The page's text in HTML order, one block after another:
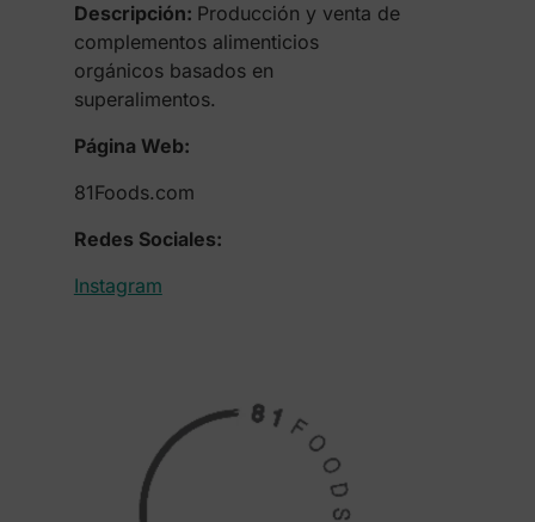
Descripción: Producción y venta de
complementos alimenticios
orgánicos basados en
superalimentos.
Página Web:
81Foods.com
Redes Sociales:
Instagram